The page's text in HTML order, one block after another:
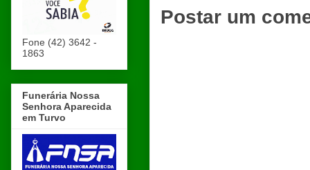
Postar um
Fone (42) 3642 -
1863
Funerária Nossa
Senhora Aparecida
em Turvo